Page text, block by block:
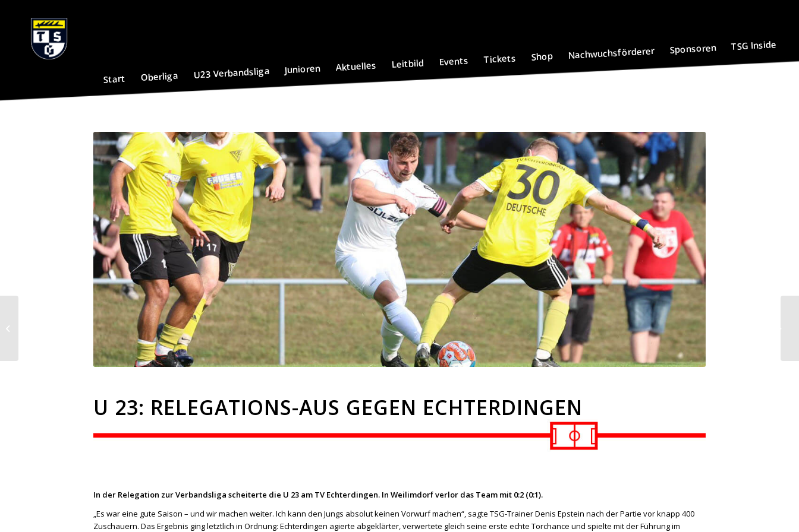
Start Oberliga U23 Verbandsliga Junioren Aktuelles Leitbild Events Tickets Shop Nachwuchsförderer Sponsoren TSG Inside
U 23: RELEGATIONS-AUS GEGEN ECHTERDINGEN
In der Relegation zur Verbandsliga scheiterte die U 23 am TV Echterdingen. In Weilimdorf verlor das Team mit 0:2 (0:1).
„Es war eine gute Saison – und wir machen weiter. Ich kann den Jungs absolut keinen Vorwurf machen“, sagte TSG-Trainer Denis Epstein nach der Partie vor knapp 400
Zuschauern. Das Ergebnis ging letztlich in Ordnung: Echterdingen agierte abgeklärter, verwertete gleich seine erste echte Torchance und spielte mit der Führung im
U 23: Letzter Spieltag –